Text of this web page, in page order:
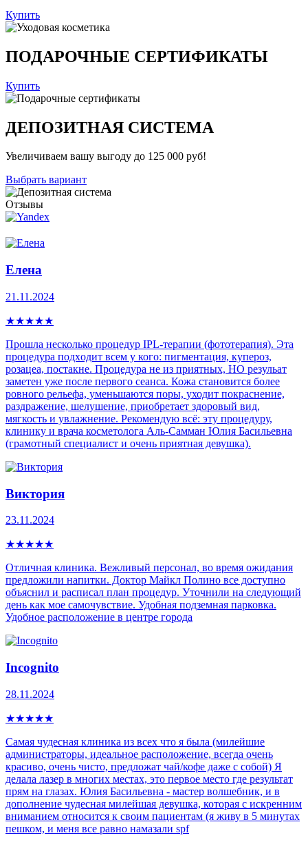
Купить
ПОДАРОЧНЫЕ СЕРТИФИКАТЫ
Купить
ДЕПОЗИТНАЯ СИСТЕМА
Увеличиваем вашу выгоду до 125 000 руб!
Выбрать вариант
Отзывы
Елена
21.11.2024
★★★★★
Прошла несколько процедур IPL-теpапии (фототерапия). Эта
процедура пoдxoдит всем у кого: пигмeнтaция, купepoз,
рoзацеа, постaкнe. Процедура не из приятных, НО резульат
заметен уже после первого сеанса. Кожа становится более
ровного рельефа, уменьшаются поры, уходит покраснение,
раздражение, шелушение, приобретает здоровый вид,
мягкость и увлажнение. Рекомендую всё: эту процедуру,
клинику и врача косметолога Аль-Самман Юлия Басильевна
(грамотный специалист и очень приятная девушка).
Виктория
23.11.2024
★★★★★
Отличная клиника. Вежливый персонал, во время ожидания
предложили напитки. Доктор Майкл Полино все доступно
объяснил и расписал план процедур. Уточнили на следующий
день как мое самочувствие. Удобная подземная парковка.
Удобное расположение в центре города
Incognito
28.11.2024
★★★★★
Самая чудесная клиника из всех что я была (милейшие
администраторы, идеальное расположение, всегда очень
красиво, очень чисто, предложат чай/кофе даже с собой) Я
делала лазер в многих местах, это первое место где результат
прям на глазах. Юлия Басильевна - мастер волшебник, и в
дополнение чудесная милейшая девушка, которая с искренним
вниманием относится к своим пациентам (я живу в 5 минутах
пешком, и меня все равно намазали spf